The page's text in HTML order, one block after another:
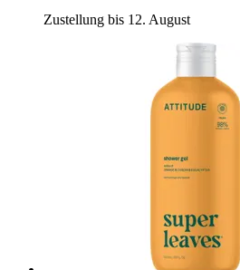
Zustellung bis 12. August